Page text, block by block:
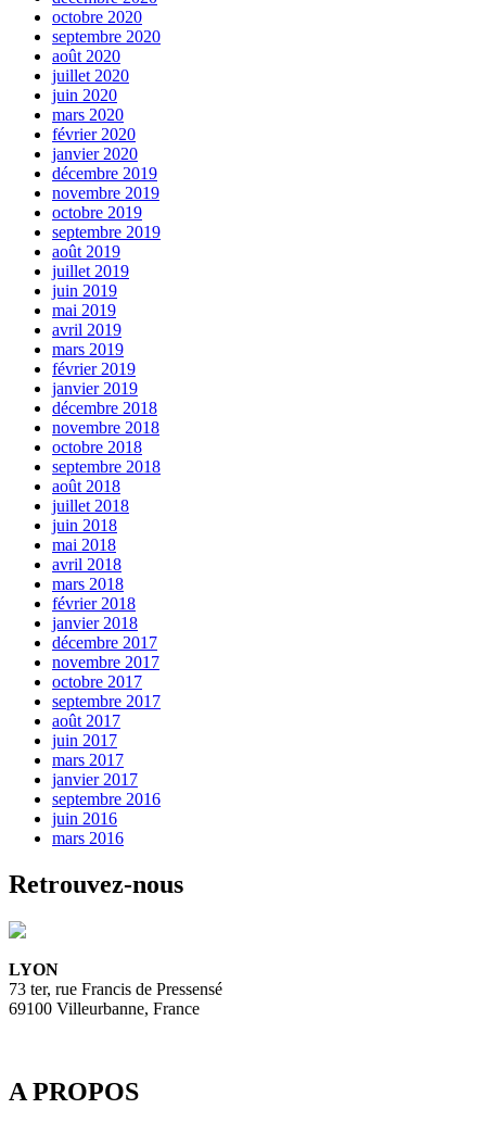
octobre 2020
septembre 2020
août 2020
juillet 2020
juin 2020
mars 2020
février 2020
janvier 2020
décembre 2019
novembre 2019
octobre 2019
septembre 2019
août 2019
juillet 2019
juin 2019
mai 2019
avril 2019
mars 2019
février 2019
janvier 2019
décembre 2018
novembre 2018
octobre 2018
septembre 2018
août 2018
juillet 2018
juin 2018
mai 2018
avril 2018
mars 2018
février 2018
janvier 2018
décembre 2017
novembre 2017
octobre 2017
septembre 2017
août 2017
juin 2017
mars 2017
janvier 2017
septembre 2016
juin 2016
mars 2016
Retrouvez-nous
LYON
73 ter, rue Francis de Pressensé
69100 Villeurbanne, France
A PROPOS